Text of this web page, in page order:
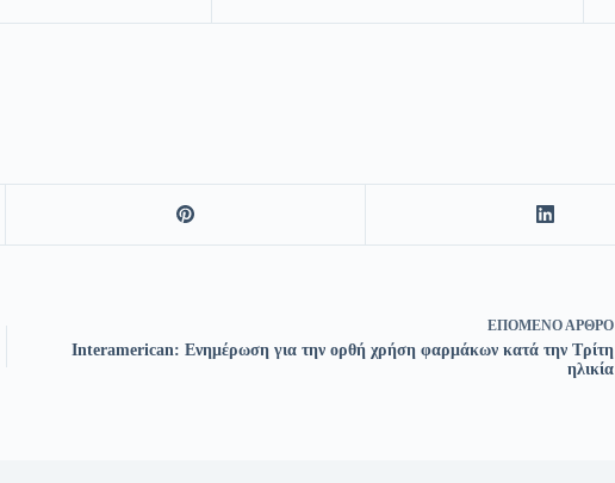
ΕΠΌΜΕΝΟΆΡΘΡΟ
Interamerican: Ενημέρωση για την ορθή χρήση φαρμάκων κατά την Τρίτη
ηλικία